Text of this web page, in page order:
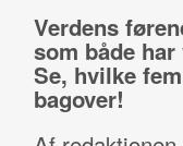
Verdens
som både
Se, hvilke
bagover!